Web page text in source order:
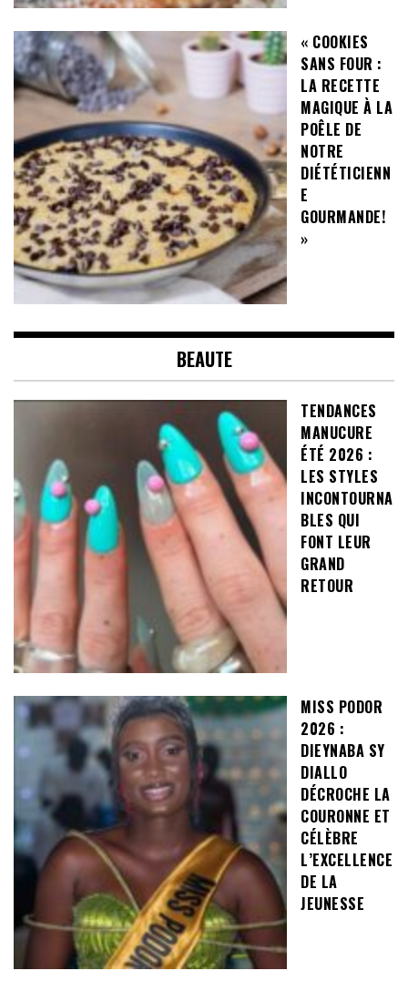
« COOKIES
SANS FOUR :
LA RECETTE
MAGIQUE À LA
POÊLE DE
NOTRE
DIÉTÉTICIENN
E
GOURMANDE!
»
BEAUTE
TENDANCES
MANUCURE
ÉTÉ 2026 :
LES STYLES
INCONTOURNA
BLES QUI
FONT LEUR
GRAND
RETOUR
MISS PODOR
2026 :
DIEYNABA SY
DIALLO
DÉCROCHE LA
COURONNE ET
CÉLÈBRE
L’EXCELLENCE
DE LA
JEUNESSE